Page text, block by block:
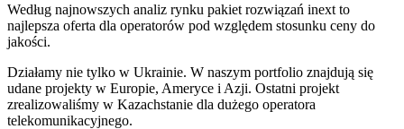
Według najnowszych analiz rynku pakiet rozwiązań inext to
najlepsza oferta dla operatorów pod względem stosunku ceny do
jakości.
Działamy nie tylko w Ukrainie. W naszym portfolio znajdują się
udane projekty w Europie, Ameryce i Azji. Ostatni projekt
zrealizowaliśmy w Kazachstanie dla dużego operatora
telekomunikacyjnego.